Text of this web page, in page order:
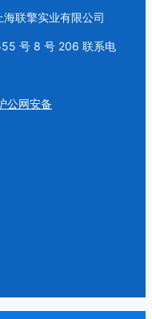
联擎实业有限公司
号 8 号 206 联系电
公网安备